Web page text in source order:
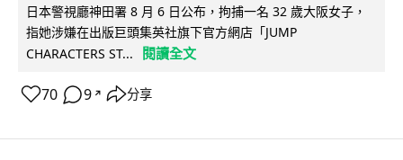
日本警視廳神田署 8 月 6 日公布，拘捕一名 32 歲大阪女子，
指她涉嫌在出版巨頭集英社旗下官方網店「JUMP
CHARACTERS ST...
閱讀全文
70 9 ↗ 分享